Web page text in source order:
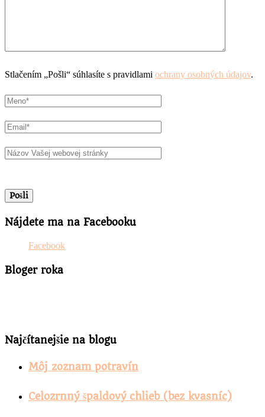
Stlačením „Pošli“ súhlasíte s pravidlami ochrany osobných údajov.
Nájdete ma na Facebooku
Facebook
Bloger roka
Najčítanejšie na blogu
Môj zoznam potravín
Celozrnný špaldový chlieb (bez kvasníc)